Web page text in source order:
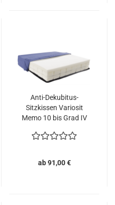
Anti-Dekubitus-
Sitzkissen Variosit
Memo 10 bis Grad IV
ab 91,00 €